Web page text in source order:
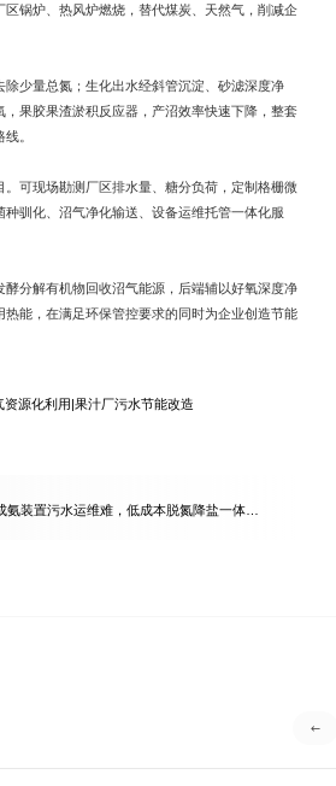
锅炉、热风炉燃烧，替代煤炭、天然气，削减企
少量总氮；生化出水经斜管沉淀、砂滤深度净
果胶果渣淤积反应器，产沼效率快速下降，整套
。
可现场勘测厂区排水量、糖分负荷，定制格栅微
驯化、沼气净化输送、设备运维托管一体化服
分解有机物回收沼气能源，后端辅以好氧深度净
能，在满足环保管控要求的同时为企业创造节能
资源化利用|果汁厂污水节能改造
氨装置污水运维难，低成本脱氮降盐一体化